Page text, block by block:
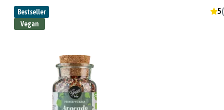
Bestseller
Vegan
5(